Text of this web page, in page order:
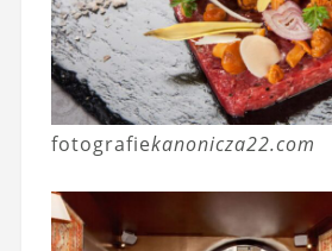
fotografiekanonicza22.com